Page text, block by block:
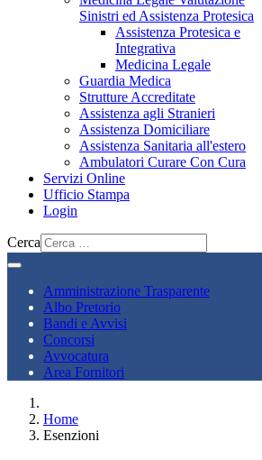
Sinistri ed Assistenza Protesica
Assistenza Protesica e
Integrativa
Medicina Legale
Guardia Medica
Strutture Accreditate
Assistenza agli Stranieri
Assistenza Domiciliare
Assistenza Sanitaria all'estero
Ambulatori Curare Con Cura
Servizi Online
Ufficio Stampa
Login
Cerca
Amministrazione Trasparente
Albo Pretorio
Bandi e Avvisi
Concorsi
Avvocatura
Area Fornitori
Home
Esenzioni